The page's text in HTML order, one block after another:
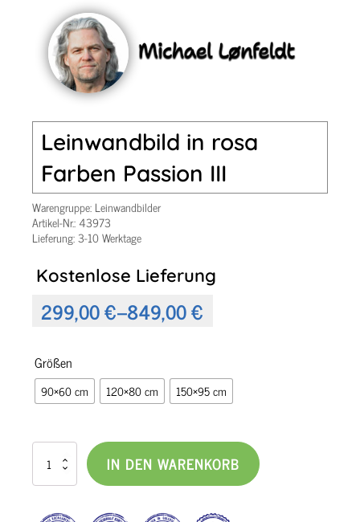
Leinwandbild in rosa
Farben Passion III
Warengruppe: Leinwandbilder
Artikel-Nr.: 43973
Lieferung: 3-10 Werktage
Kostenlose Lieferung
299,00€–849,00€
Preisspanne:
bis
849,00 €
Größen
90×60 cm 120×80 cm 150×95 cm
rosa
IN DEN WARENKORB